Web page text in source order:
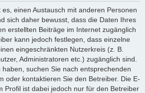
einen Austausch mit anderen Personen
sich daher bewusst, dass die Daten Ihres
erstellten Beiträge im Internet zugänglich
kann jedoch festlegen, dass einzelne
eingeschränkten Nutzerkreis (z. B.
Administratoren etc.) zugänglich sind.
suchen Sie nach entsprechenden
oder kontaktieren Sie den Betreiber. Die E-
Profil ist dabei jedoch nur für den Betreiber